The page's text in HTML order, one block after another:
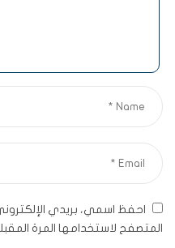
احفظ اسمي، بريدي
المتصفح لاستخدامها المرة